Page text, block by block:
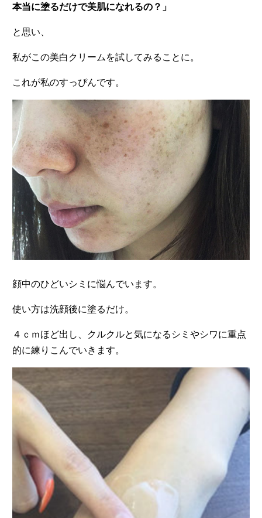
本当に塗るだけで美肌になれるの？」
と思い、
私がこの美白クリームを試してみることに。
これが私のすっぴんです。
顔中のひどいシミに悩んでいます。
使い方は洗顔後に塗るだけ。
４ｃｍほど出し、クルクルと気になるシミやシワに重点
的に練りこんでいきます。